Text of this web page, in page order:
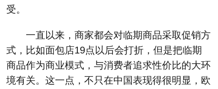
受。
一直以来，商家都会对临期商品采取促销方
式，比如面包店19点以后会打折，但是把临期
商品作为商业模式，与消费者追求性价比的大环
境有关。这一点，不只在中国表现得很明显，欧